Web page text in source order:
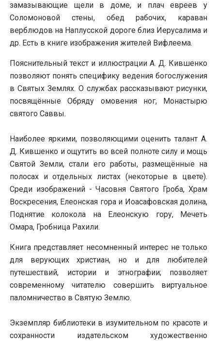
замазывающие щели в доме, и плач евреев у
Соломоновой стены, обед рабочих, караван
верблюдов на Наплусской дороге близ Иерусалима и
др. Есть в книге изображения жителей Вифлеема.
Пояснительный текст и иллюстрации А. Д. Кившенко
позволяют понять специфику ведения богослужения
в Святых Землях. О службах рассказывают рисунки,
посвящённые Обряду омовения ног, Монастырю
святого Саввы.
Наиболее яркими, позволяющими оценить талант А.
Д. Кившенко и ощутить во всей полноте силу и мощь
Святой Земли, стали его работы, размещённые на
полосах и отдельных листах (некоторые в цвете).
Среди изображений - Часовня Святого Гроба, Храм
Воскресения, Елеонская гора и Иоасафовская долина,
Поднятие колокола на Елеонскую гору, Мечеть
Омара, Гробница Рахили.
Книга представляет несомненный интерес не только
для верующих христиан, но и для любителей
путешествий, истории и этнографии; позволяет
современному читателю совершить виртуальное
паломничество в Святую Землю.
Экземпляр библиотеки в изумительном по красоте и
сохранности издательском художественно